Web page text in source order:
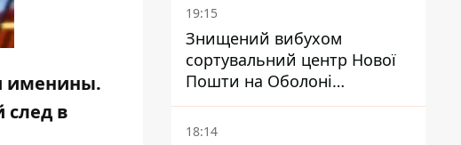
именины.
след в
19:15
Знищений вибухом
сортувальний центр Нової
Пошти на Оболоні
запрацював - видають
посилки
18:14